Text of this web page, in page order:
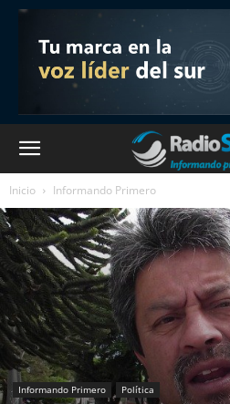
Inicio Informando Primero
Informando Primero Política